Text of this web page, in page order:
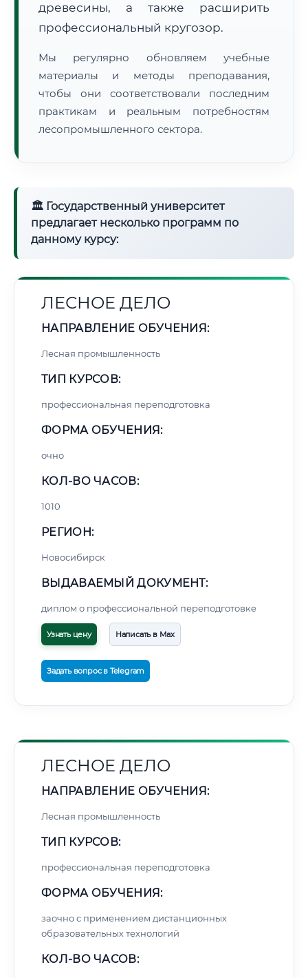
Расчет логистики оригиналов:
• Маршрут транзита:
• Экспресс-доставка СДЭК / Почтой:1 рабочий день
📜 Документы и аккредитация
🔍Нажмите на документ для увеличения и просмотра
древесины, а также расширить
профессиональный кругозор.
Мы регулярно обновляем учебные
материалы и методы преподавания,
чтобы они соответствовали последним
практикам и реальным потребностям
лесопромышленного сектора.
🏛 Государственный университет
предлагает несколько программ по
данному курсу:
ЛЕСНОЕ ДЕЛО
НАПРАВЛЕНИЕ ОБУЧЕНИЯ:
Лесная промышленность
ТИП КУРСОВ:
профессиональная переподготовка
ФОРМА ОБУЧЕНИЯ:
очно
КОЛ-ВО ЧАСОВ:
1010
РЕГИОН:
Новосибирск
ВЫДАВАЕМЫЙ ДОКУМЕНТ:
диплом о профессиональной переподготовке
Узнать цену Написать в Max
Задать вопрос в Telegram
ЛЕСНОЕ ДЕЛО
НАПРАВЛЕНИЕ ОБУЧЕНИЯ:
Лесная промышленность
ТИП КУРСОВ:
профессиональная переподготовка
ФОРМА ОБУЧЕНИЯ:
заочно с применением дистанционных
образовательных технологий
КОЛ-ВО ЧАСОВ: